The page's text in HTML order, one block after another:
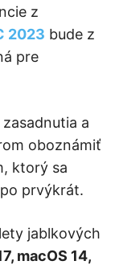
z
2023 bude z
pre
a
oboznámiť
ktorý sa
prvýkrát.
jablkových
macOS 14,